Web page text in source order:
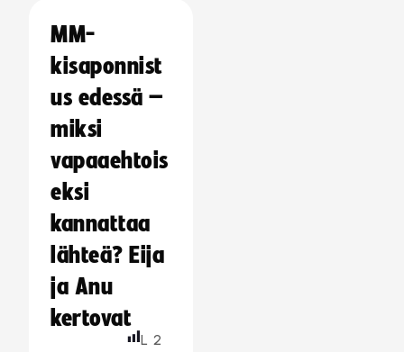
MM-
kisaponnist
us edessä –
miksi
vapaaehtois
eksi
kannattaa
lähteä? Eija
ja Anu
kertovat
L 2